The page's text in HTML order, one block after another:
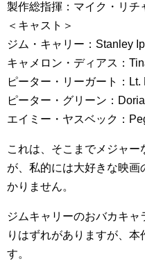
製作総指揮：マイク・リチ
＜キャスト＞
ジム・キャリー：Stanley
キャメロン・ディアス：
ピーター・リーガート：
ピーター・グリーン：
エイミー・ヤスベック：
これは、そこまでメジャ
が、私的には大好きな映
かりません。
ジムキャリーのおバカキ
りはずれがありますが、
す。